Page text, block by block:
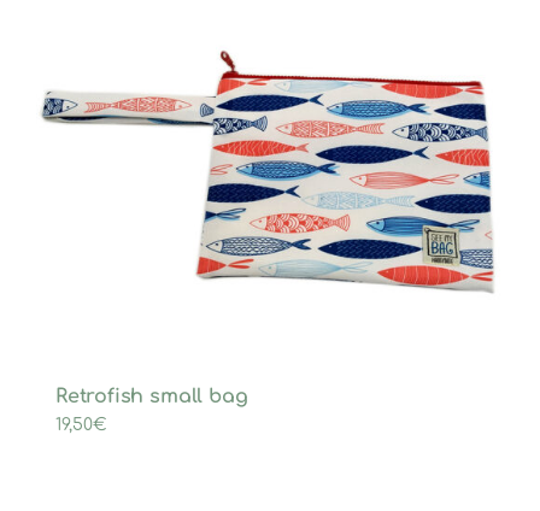
Retrofish small bag
19,50€